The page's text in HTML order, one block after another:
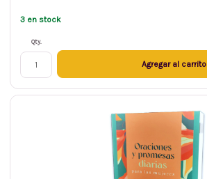
3 en stock
Qty.
Agregar al carrito